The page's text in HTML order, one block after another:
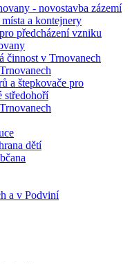
- novostavba zázemí
a kontejnery
předcházení vzniku
činnost v Trnovanech
a štepkovače pro
středohoří
dětí
a v Podviní